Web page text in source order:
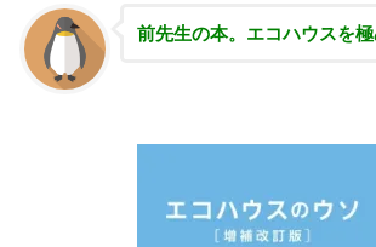
前先生の本。エコハウスを極